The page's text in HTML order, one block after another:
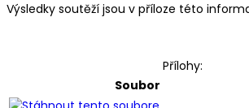
Výsledky soutěží jsou v příloze této
Přílohy:
Soubor